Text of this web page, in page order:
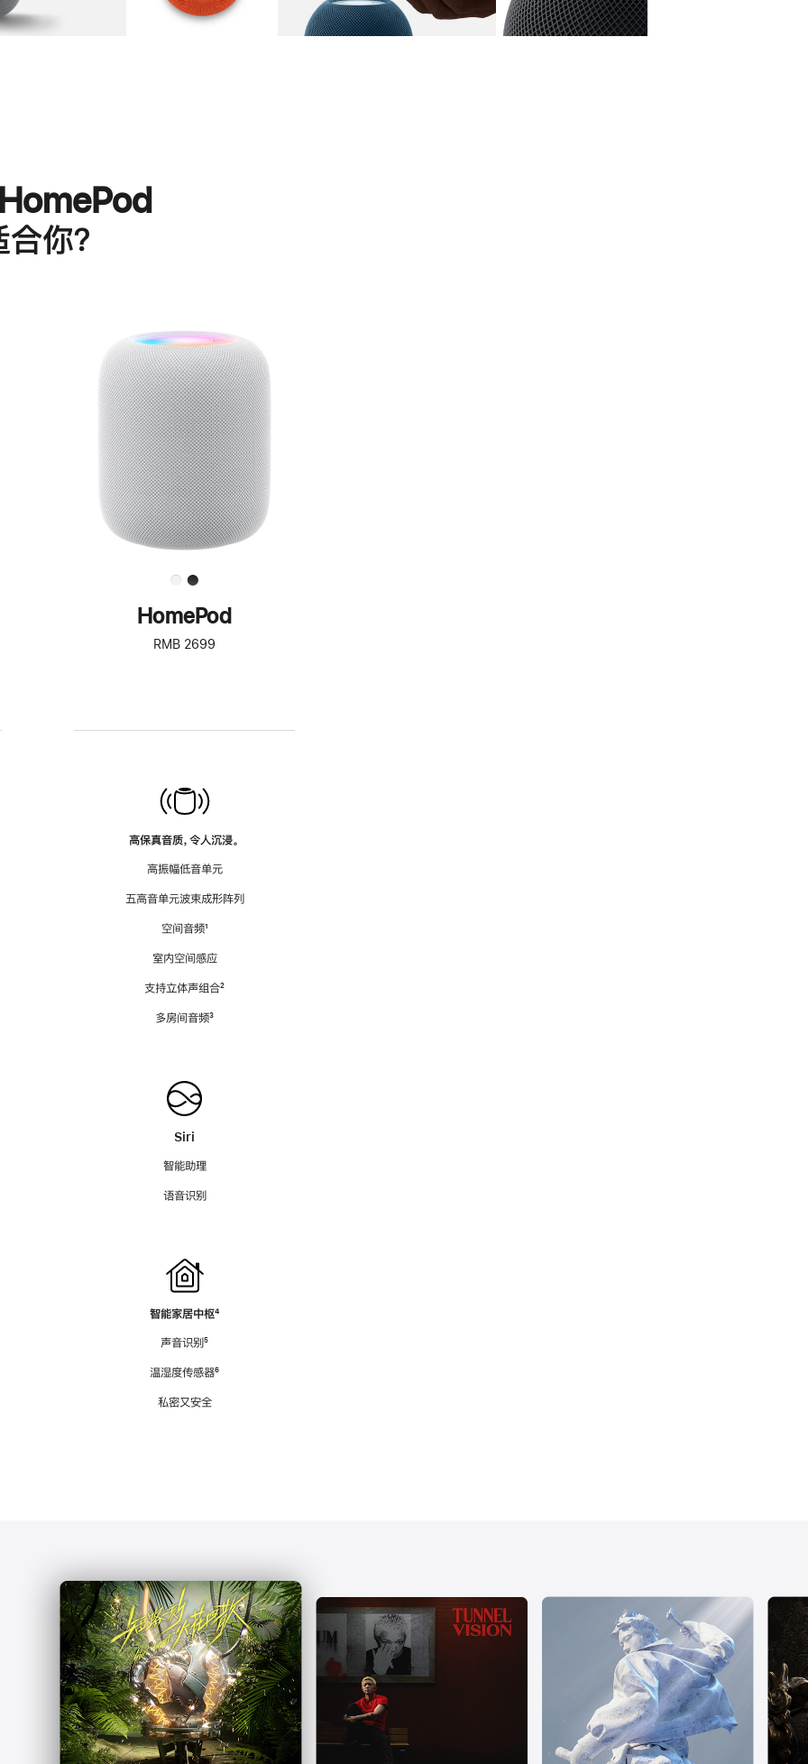
你？
进
一
步
了
解
HomePod<
HomePod
RMB 2699
高保真音质，令人沉浸。
高振幅低音单元
五高音单元波束成形阵列
空间音频脚
¹
室内空间感应
支持立体声组合脚
²
多房间音频脚
³
Siri
智能助理
语音识别
智能家居中枢脚
⁴
声音识别脚
⁵
温湿度传感器脚
⁶
私密又安全